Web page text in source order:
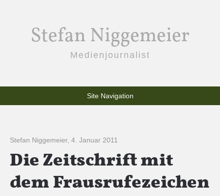
Stefan Niggemeier
Medienjournalist
Site Navigation
Stefan Niggemeier, 4. Januar 2011
Die Zeitschrift mit
dem Frausrufezeichen